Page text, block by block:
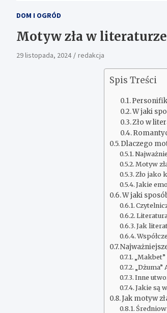
DOM I OGRÓD
Motyw zła w
29 listopada, 2024 redakcja
Spis Treści
W jaki
Zło w
Dlaczego
Motyw
Zło jako
Jakie
W jaki
Jak
Inne
Jakie są
Jak motyw